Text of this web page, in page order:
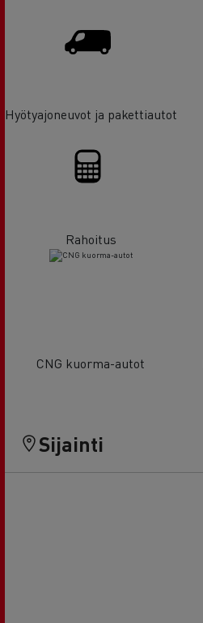
Hyötyajoneuvot ja pakettiautot
Rahoitus
CNG kuorma-autot
Sijainti